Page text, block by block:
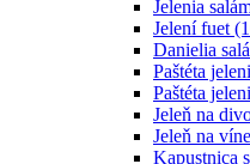
Jelenia
Jelení fuet
Danielia
Paštéta
Paštéta
Jeleň na
Jeleň na
Kapustnica